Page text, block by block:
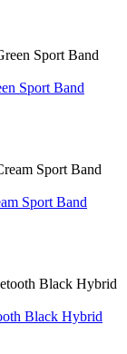
Sport Band
Sport Band
Black Hybrid